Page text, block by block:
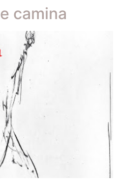
camina